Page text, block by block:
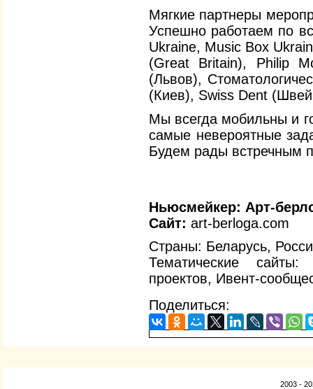
Мягкие партнеры
Успешно работаем по
Ukraine, Music Box
(Great Britain), Philip
(Львов),
(Киев), Swiss Dent
Мы всегда мобильны и
самые невероятные
Будем рады встречным
Ньюсмейкер: Арт-
Сайт: art-berloga.com
Страны: Беларусь,
Тематические
проектов, Ивент-
Поделиться:
2003 -